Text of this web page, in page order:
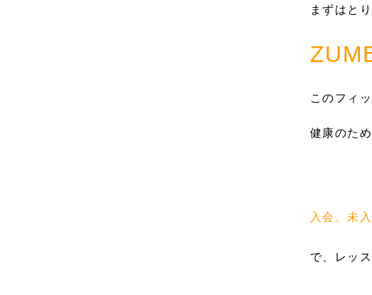
まずはと
このフィ
健康のた
入会、未
で、レッ